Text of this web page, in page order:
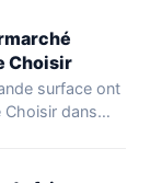
Choisir
surface ont
Choisir dans